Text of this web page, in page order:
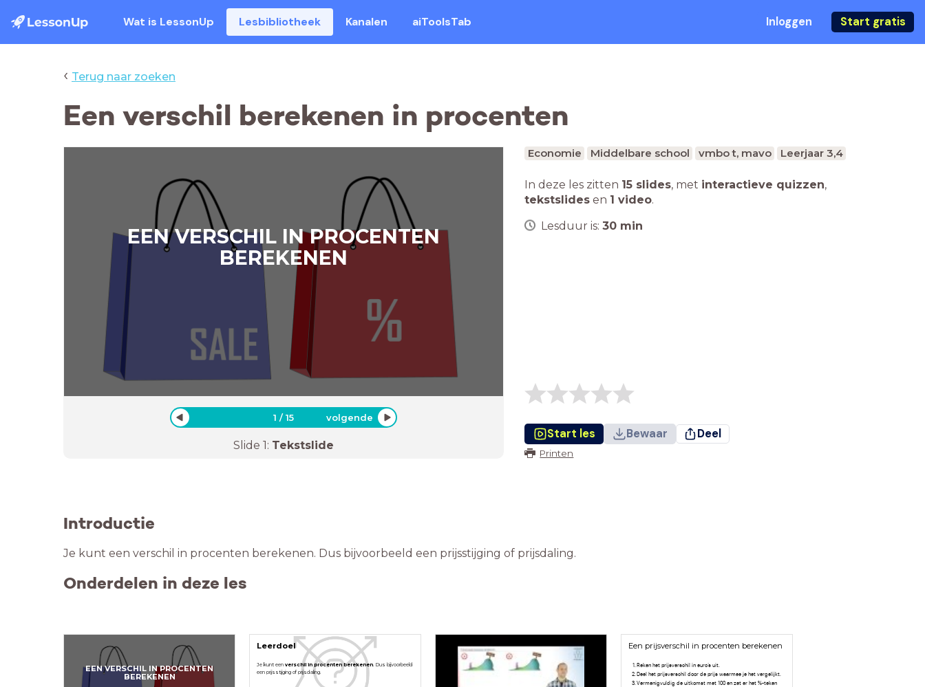
Wat is LessonUp Lesbibliotheek Kanalen aiToolsTab Inloggen Start gratis
‹ Terug naar zoeken
Een verschil berekenen in procenten
EEN VERSCHIL IN PROCENTEN
BEREKENEN
1 /15 volgende
Slide 1: Tekstslide
Economie Middelbare school vmbo t, mavo Leerjaar 3,4
In deze les zitten 15 slides, met interactieve quizzen,
tekstslides en 1 video.
Lesduur is: 30 min
Start les Bewaar Deel
Printen
Introductie
Je kunt een verschil in procenten berekenen. Dus bijvoorbeeld een prijsstijging of prijsdaling.
Onderdelen in deze les
EEN VERSCHIL IN PROCENTEN
BEREKENEN
Leerdoel
Je kunt een verschil in procenten berekenen. Dus bijvoorbeeld
een prijsstijging of prijsdaling.
Een prijsverschil in procenten berekenen
Reken het prijsverschil in euro’s uit.
Deel het prijsverschil door de prijs waarmee je het vergelijkt.
Vermenigvuldig de uitkomst met 100 en zet er het %-teken